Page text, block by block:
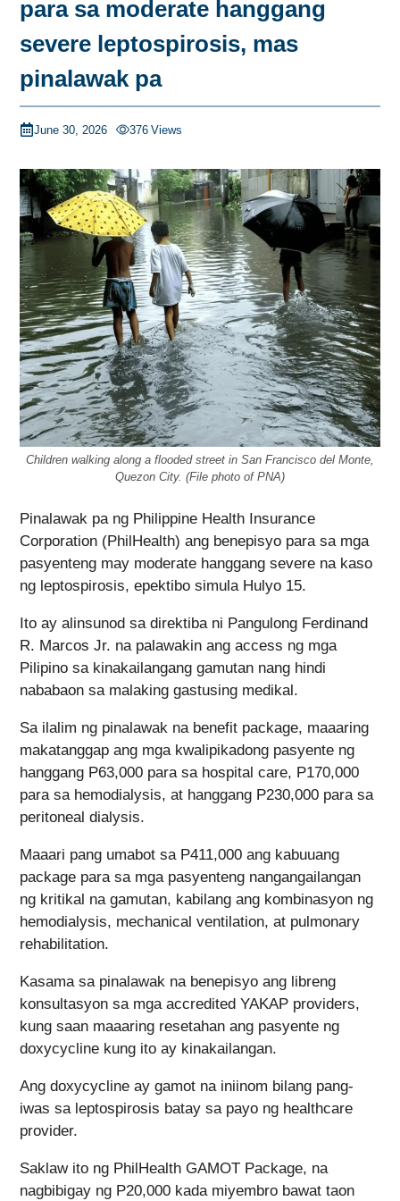
para sa moderate hanggang
severe leptospirosis, mas
pinalawak pa
June 30, 2026 376 Views
Children walking along a flooded street in San Francisco del Monte,
Quezon City. (File photo of PNA)
Pinalawak pa ng Philippine Health Insurance
Corporation (PhilHealth) ang benepisyo para sa mga
pasyenteng may moderate hanggang severe na kaso
ng leptospirosis, epektibo simula Hulyo 15.
Ito ay alinsunod sa direktiba ni Pangulong Ferdinand
R. Marcos Jr. na palawakin ang access ng mga
Pilipino sa kinakailangang gamutan nang hindi
nababaon sa malaking gastusing medikal.
Sa ilalim ng pinalawak na benefit package, maaaring
makatanggap ang mga kwalipikadong pasyente ng
hanggang P63,000 para sa hospital care, P170,000
para sa hemodialysis, at hanggang P230,000 para sa
peritoneal dialysis.
Maaari pang umabot sa P411,000 ang kabuuang
package para sa mga pasyenteng nangangailangan
ng kritikal na gamutan, kabilang ang kombinasyon ng
hemodialysis, mechanical ventilation, at pulmonary
rehabilitation.
Kasama sa pinalawak na benepisyo ang libreng
konsultasyon sa mga accredited YAKAP providers,
kung saan maaaring resetahan ang pasyente ng
doxycycline kung ito ay kinakailangan.
Ang doxycycline ay gamot na iniinom bilang pang-
iwas sa leptospirosis batay sa payo ng healthcare
provider.
Saklaw ito ng PhilHealth GAMOT Package, na
nagbibigay ng P20,000 kada miyembro bawat taon